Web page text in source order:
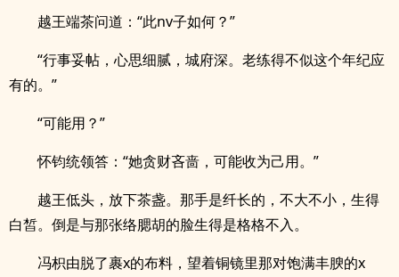
越王端茶问道：“此nv子如何？”
“行事妥帖，心思细腻，城府深。老练得不似这个年纪应
有的。”
“可能用？”
怀钧统领答：“她贪财吝啬，可能收为己用。”
越王低头，放下茶盏。那手是纤长的，不大不小，生得
白皙。倒是与那张络腮胡的脸生得是格格不入。
冯枳由脱了裹x的布料，望着铜镜里那对饱满丰腴的x